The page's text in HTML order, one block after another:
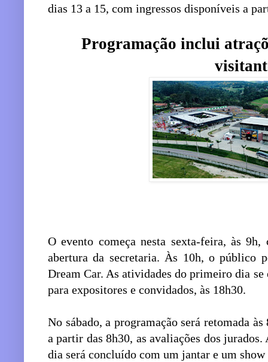
dias 13 a 15, com ingressos disponíveis a
Programação inclui
O evento começa nesta sexta-feira, às
abertura da secretaria. Às 10h, o público
Dream Car. As atividades do primeiro dia
para expositores e convidados, às 18h30.
No sábado, a programação será retomada
a partir das 8h30, as avaliações dos
dia será concluído com um jantar e um